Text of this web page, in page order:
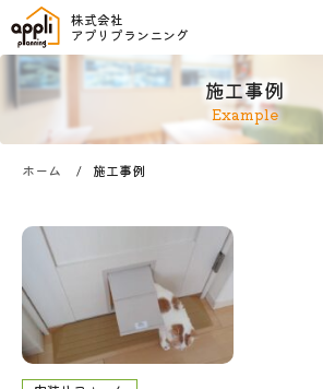
株式会社
アプリプランニング
施工事例
Example
ホーム 施工事例